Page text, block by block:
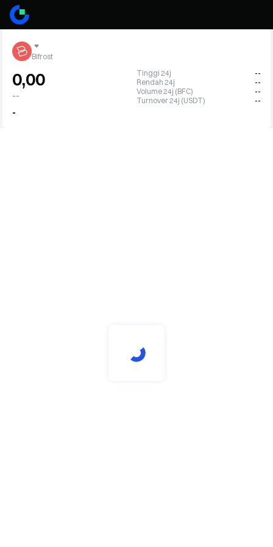
Bifrost
0,00
--
-
Tinggi 24j
--
Rendah 24j
--
Volume 24j (BFC)
--
Turnover 24j (USDT)
--